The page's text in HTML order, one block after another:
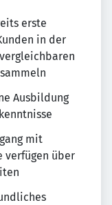
erste
in der
Ausbildung
mit
verfügen über